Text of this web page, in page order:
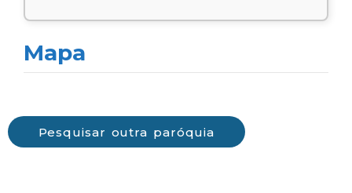
Mapa
Pesquisar outra paróquia